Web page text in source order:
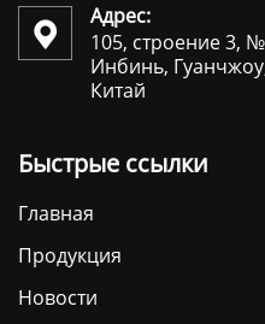

Адрес:
105, строение 3,
Инбинь,
Китай
Быстрые ссылки
Главная
Продукция
Новости